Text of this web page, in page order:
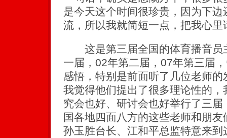
是今天这个时间很珍贵，因为下
流，所以我就简短一点，把我心
这是第三届全国的体育播音员
一届，02年第二届，07年第三届
感悟，特别是前面听了几位老师
我觉得他们提出了很多理论性的
究会也好、研讨会也好举行了三
国各地四面八方的这些老师和朋
孙玉胜台长、江和平总监特意来